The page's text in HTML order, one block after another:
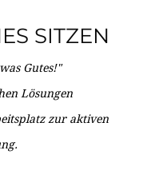
SITZEN
Gutes!"
Lösungen
zur aktiven